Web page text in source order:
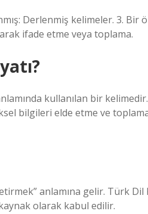
Derlenmiş kelimeler. 3. Bir
ifade etme veya toplama.
kullanılan bir
bilgileri elde etme ve
anlamına gelir. Türk Dil
olarak kabul edilir.